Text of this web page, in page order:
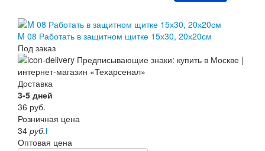
M 08 Работать в защитном щитке 15х30, 20х20см
Под заказ
Доставка
3-5 дней
36 руб.
Розничная цена
34 руб.i
Оптовая цена